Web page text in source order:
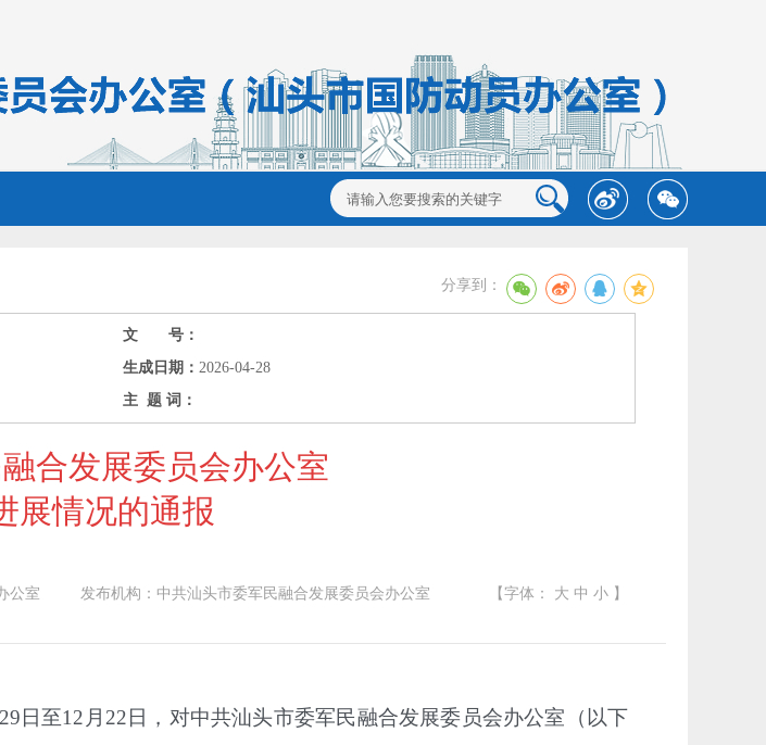
分享到：
文 号：
生成日期： 2026-04-28
主 题 词：
合发展委员会办公室
展情况的通报
公室 发布机构： 中共汕头市委军民融合发展委员会办公室 【字体： 大 中小 】
29 日至12 月 22 日 ， 对中共汕头市委军民融合发展委员会办公室（以下